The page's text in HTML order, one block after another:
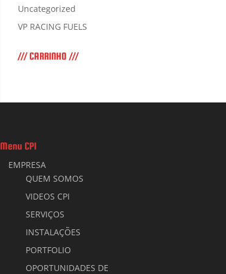
Uncategorized
VP RACING FUELS
/// CARRINHO ///
Menu CPI
EMPRESA
QUEM SOMOS
VIDEOS CPI
SERVIÇOS
INSTALAÇÕES
PORTFOLIO
OPORTUNIDADES DE